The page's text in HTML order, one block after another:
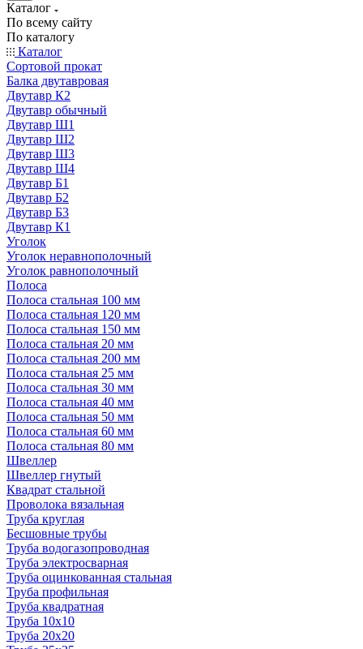
Каталог
По всему сайту
По каталогу
Каталог
Сортовой прокат
Балка двутавровая
Двутавр К2
Двутавр обычный
Двутавр Ш1
Двутавр Ш2
Двутавр Ш3
Двутавр Ш4
Двутавр Б1
Двутавр Б2
Двутавр Б3
Двутавр К1
Уголок
Уголок неравнополочный
Уголок равнополочный
Полоса
Полоса стальная 100 мм
Полоса стальная 120 мм
Полоса стальная 150 мм
Полоса стальная 20 мм
Полоса стальная 200 мм
Полоса стальная 25 мм
Полоса стальная 30 мм
Полоса стальная 40 мм
Полоса стальная 50 мм
Полоса стальная 60 мм
Полоса стальная 80 мм
Швеллер
Швеллер гнутый
Квадрат стальной
Проволока вязальная
Труба круглая
Бесшовные трубы
Труба водогазопроводная
Труба электросварная
Труба оцинкованная стальная
Труба профильная
Труба квадратная
Труба 10x10
Труба 20x20